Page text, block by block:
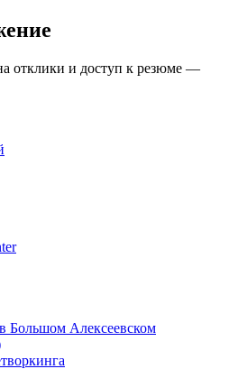
отклики и доступ к резюме —
Большом Алексеевском